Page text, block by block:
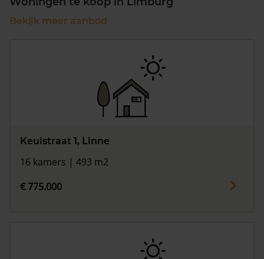
Bekijk meer aanbod
Keulstraat 1, Linne
16 kamers | 493 m2
€ 775.000